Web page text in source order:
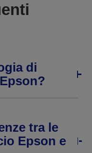
di
tra le
Epson e